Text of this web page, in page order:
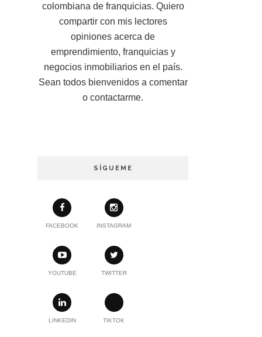
colombiana de franquicias. Quiero
compartir con mis lectores
opiniones acerca de
emprendimiento, franquicias y
negocios inmobiliarios en el país.
Sean todos bienvenidos a comentar
o contactarme.
SÍGUEME
FACEBOOK INSTAGRAM
YOUTUBE TWITTER
LINKEDIN TIKTOK